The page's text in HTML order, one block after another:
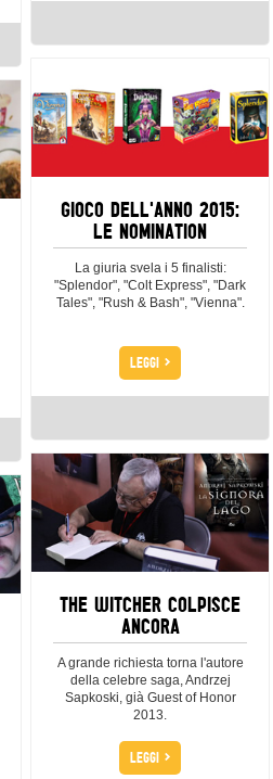
GIOCO DELL'ANNO 2015:
LE NOMINATION
La giuria svela i 5 finalisti:
"Splendor", "Colt Express", "Dark
Tales", "Rush & Bash", "Vienna".
LEGGI >
THE WITCHER COLPISCE
ANCORA
A grande richiesta torna l'autore
della celebre saga, Andrzej
Sapkoski, già Guest of Honor
2013.
LEGGI >